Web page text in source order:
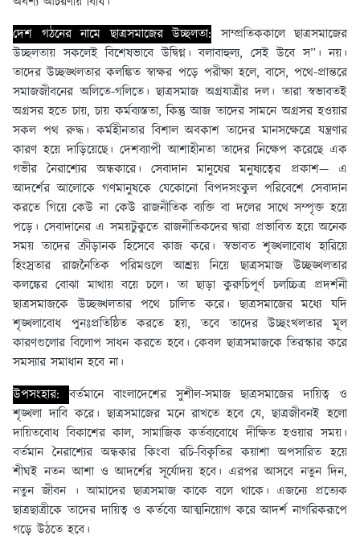
দেশ গঠনের নামে ছাত্রসমাজের উচ্ছলতা: সাম্প্রতিককালে ছাত্রসমাজের
উচ্ছলতায় সকলেই বিশেষভাবে উদ্বিগ্ন। বলাবাহুল্য, সেই উবে স”। নয়।
তাদের উচ্ছঙ্খলতার কলঙ্কিত স্বাক্ষর পড়ে পরীক্ষা হলে, বাসে, পথে-প্রান্তরে
সমাজজীবনের অলিতে-গলিতে। ছাত্রসমাজ অগ্রযাত্রীর দল। তারা স্বভাবতই
অগ্রসর হতে চায়, চায় কর্মব্যস্ততা, কিন্তু আজ তাদের সামনে অগ্রসর হওয়ার
সকল পথ রুদ্ধ। কর্মহীনতার বিশাল অবকাশ তাদের মানসক্ষেত্রে যন্ত্রণার
কারণ হয়ে দাড়িয়েছে। দেশব্যাপী আশাহীনতা তাদের নিক্ষেপ করেছে এক
গভীর নৈরাশ্যের অন্ধকারে। সেবাদান মানুষের মনুষ্যত্বের প্রকাশ— এ
আদর্শের আলােকে গণমানুষকে যেকোনাে বিপদসংকুল পরিবেশে সেবাদান
করতে গিয়ে কেউ না কেউ রাজনীতিক ব্যক্তি বা দলের সাথে সম্পৃক্ত হয়ে
পড়ে। সেবাদানের এ সময়টুকুতে রাজনীতিকদের দ্বারা প্রভাবিত হয়ে অনেক
সময় তাদের ক্রীড়ানক হিসেবে কাজ করে। স্বভাবত শৃঙ্খলাবােধ হারিয়ে
হিংস্রতার রাজনৈতিক পরিমণ্ডলে আশ্রয় নিয়ে ছাত্রসমাজ উচ্ছঙ্খলতার
কলঙ্কের বােঝা মাথায় বয়ে চলে। তা ছাড়া কুরুচিপূর্ণ চলচ্চিত্র প্রদর্শনী
ছাত্রসমাজকে উচ্ছঙ্খলতার পথে চালিত করে। ছাত্রসমাজের মধ্যে যদি
শৃঙ্খলাবােধ পুনঃপ্রতিষ্ঠিত করতে হয়, তবে তাদের উচ্ছংখলতার মূল
কারণগুলাের বিলােপ সাধন করতে হবে। কেবল ছাত্রসমাজকে তিরস্কার করে
সমস্যার সমাধান হবে না।
উপসংহার:বর্তমানে বাংলাদেশের সুশীল-সমাজ ছাত্রসমাজের দায়িত্ব ও
শৃঙ্খলা দাবি করে। ছাত্রসমাজের মনে রাখতে হবে যে, ছাত্রজীবনই হলাে
দায়িতবােধ বিকাশের কাল, সামাজিক কর্তব্যবােধে দীক্ষিত হওয়ার সময়।
বর্তমান নৈরাশ্যের অন্ধকার কিংবা রচি-বিকৃতির কয়াশা অপসারিত হয়ে
শীঘই নতন আশা ও আদর্শের সূর্যোদয় হবে। এরপর আসবে নতুন দিন,
নতুন জীবন । আমাদের ছাত্রসমাজ কাকে বলে থাকে। এজন্যে প্রত্যেক
ছাত্রছাত্রীকে তাদের দায়িত্ব ও কর্তব্যে আত্মনিয়ােগ করে আদর্শ নাগরিকরূপে
গড়ে উঠতে হবে।